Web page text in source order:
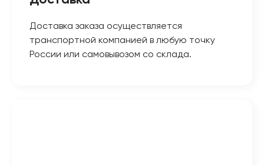
Доставка заказа осуществляется
транспортной компанией в любую точку
России или самовывозом со склада.